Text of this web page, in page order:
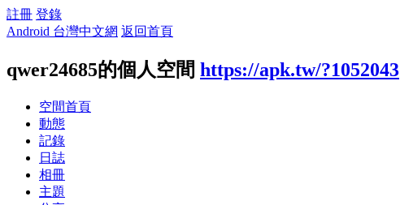
註冊 登錄
Android 台灣中文網 返回首頁
qwer24685的個人空間 https://apk.tw/?1052043
空間首頁
動態
記錄
日誌
相冊
主題